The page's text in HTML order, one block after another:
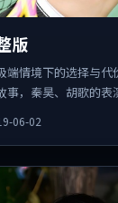
版
情境下的选择与代
事，秦昊、胡歌的表
06-02